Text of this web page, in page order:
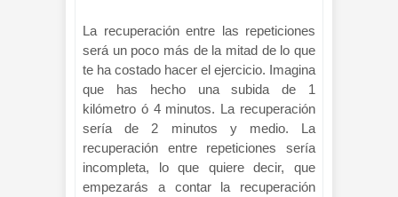
La recuperación entre las repeticiones
será un poco más de la mitad de lo que
te ha costado hacer el ejercicio. Imagina
que has hecho una subida de 1
kilómetro ó 4 minutos. La recuperación
sería de 2 minutos y medio. La
recuperación entre repeticiones sería
incompleta, lo que quiere decir, que
empezarás a contar la recuperación